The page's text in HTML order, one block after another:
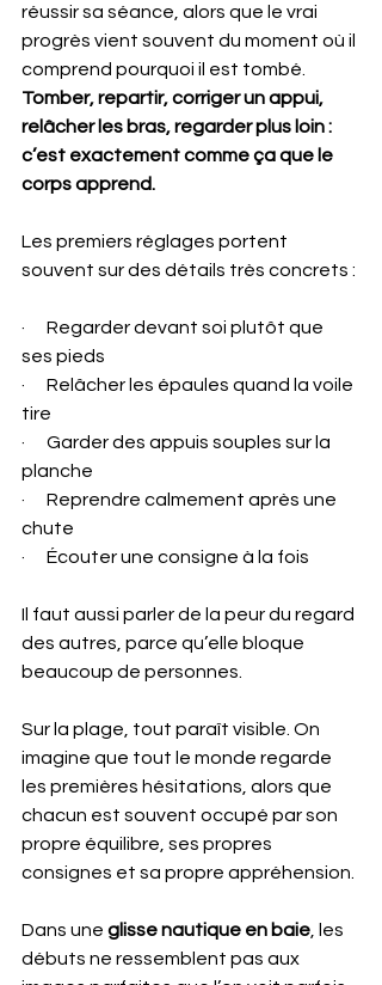
réussir sa séance, alors que le vrai
progrès vient souvent du moment où il
comprend pourquoi il est tombé.
Tomber, repartir, corriger un appui,
relâcher les bras, regarder plus loin :
c’est exactement comme ça que le
corps apprend.
Les premiers réglages portent
souvent sur des détails très concrets :
·      Regarder devant soi plutôt que
ses pieds
·      Relâcher les épaules quand la voile
tire
·      Garder des appuis souples sur la
planche
·      Reprendre calmement après une
chute
·      Écouter une consigne à la fois
Il faut aussi parler de la peur du regard
des autres, parce qu’elle bloque
beaucoup de personnes.
Sur la plage, tout paraît visible. On
imagine que tout le monde regarde
les premières hésitations, alors que
chacun est souvent occupé par son
propre équilibre, ses propres
consignes et sa propre appréhension.
Dans une glisse nautique en baie , les
débuts ne ressemblent pas aux